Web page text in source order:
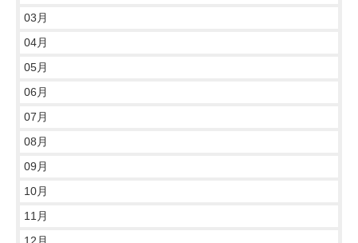
03月
04月
05月
06月
07月
08月
09月
10月
11月
12月